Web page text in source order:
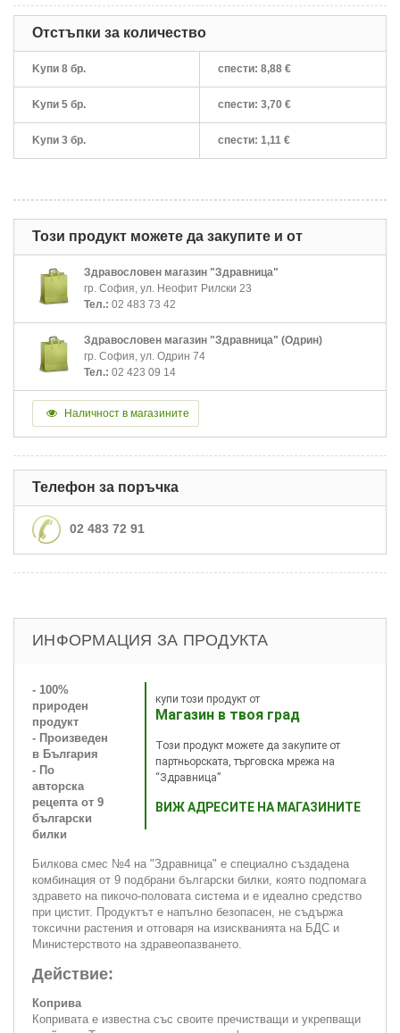
Отстъпки за количество
Kупи 8 бр. спести: 8,88 €
Kупи 5 бр. спести: 3,70 €
Kупи 3 бр. спести: 1,11 €
Този продукт можете да закупите и от
Здравословен магазин "Здравница"
гр. София, ул. Неофит Рилски 23
Тел.: 02 483 73 42
Здравословен магазин "Здравница" (Одрин)
гр. София, ул. Одрин 74
Тел.: 02 423 09 14
Наличност в магазините
Телефон за поръчка
02 483 72 91
ИНФОРМАЦИЯ ЗА ПРОДУКТА
купи този продукт от
Магазин в твоя град
Този продукт можете да закупите от
партньорската, търговска мрежа на
“Здравница”
ВИЖ АДРЕСИТЕ НА МАГАЗИНИТЕ
- 100%
природен
продукт
- Произведен
в България
- По
авторска
рецепта от 9
български
билки
Билкова смес №4 на "Здравница" е специално създадена
комбинация от 9 подбрани български билки, която подпомага
здравето на пикочо-половата система и е идеално средство
при цистит. Продуктът е напълно безопасен, не съдържа
токсични растения и отговаря на изискванията на БДС и
Министерството на здравеопазването.
Действие:
Коприва
Копривата е известна със своите пречистващи и укрепващи